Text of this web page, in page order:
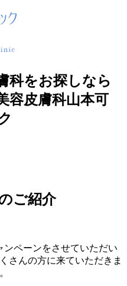
科をお探しなら
容皮膚科山本可
ご紹介
ンペーンをさせていただい
さんの方に来ていただきま